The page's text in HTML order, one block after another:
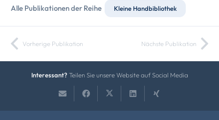
Alle Publikationen der Reihe Kleine Handbibliothek
Vorherige Publikation Nächste Publikation
Interessant? Teilen Sie unsere Website auf Social Media